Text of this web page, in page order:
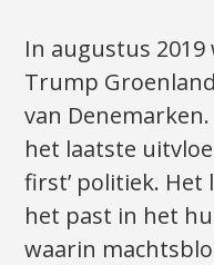
In augustus
Trump
van
het laatste
first’ politiek.
het past in het
waarin